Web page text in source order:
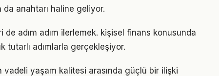
anahtarı haline geliyor.
de adım adım ilerlemek. kişisel finans konusunda
tutarlı adımlarla gerçekleşiyor.
vadeli yaşam kalitesi arasında güçlü bir ilişki